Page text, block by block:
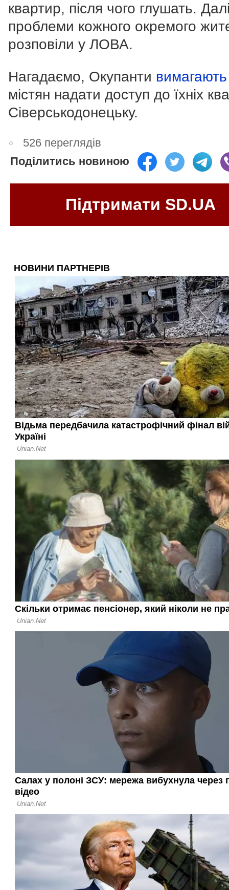
квартир, після чого глушать.
проблеми кожного окремого
розповіли у ЛОВА.
Нагадаємо, Окупанти
містян надати доступ до їхніх
Сіверськодонецьку.
526 переглядів
Поділитись новиною
Підтримати SD.UA